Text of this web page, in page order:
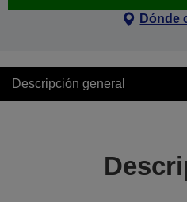
Dónde
Descripción general